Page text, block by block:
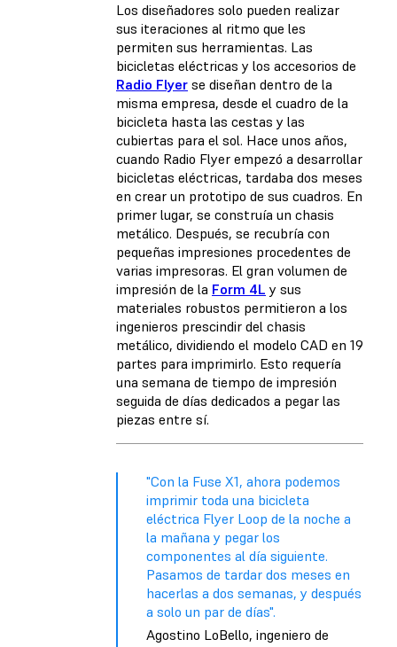
Los diseñadores solo pueden realizar
sus iteraciones al ritmo que les
permiten sus herramientas. Las
bicicletas eléctricas y los accesorios de
Radio Flyer se diseñan dentro de la
misma empresa, desde el cuadro de la
bicicleta hasta las cestas y las
cubiertas para el sol. Hace unos años,
cuando Radio Flyer empezó a desarrollar
bicicletas eléctricas, tardaba dos meses
en crear un prototipo de sus cuadros. En
primer lugar, se construía un chasis
metálico. Después, se recubría con
pequeñas impresiones procedentes de
varias impresoras. El gran volumen de
impresión de la Form 4L y sus
materiales robustos permitieron a los
ingenieros prescindir del chasis
metálico, dividiendo el modelo CAD en 19
partes para imprimirlo. Esto requería
una semana de tiempo de impresión
seguida de días dedicados a pegar las
piezas entre sí.
"Con la Fuse X1, ahora podemos
imprimir toda una bicicleta
eléctrica Flyer Loop de la noche a
la mañana y pegar los
componentes al día siguiente.
Pasamos de tardar dos meses en
hacerlas a dos semanas, y después
a solo un par de días".
Agostino LoBello, ingeniero de